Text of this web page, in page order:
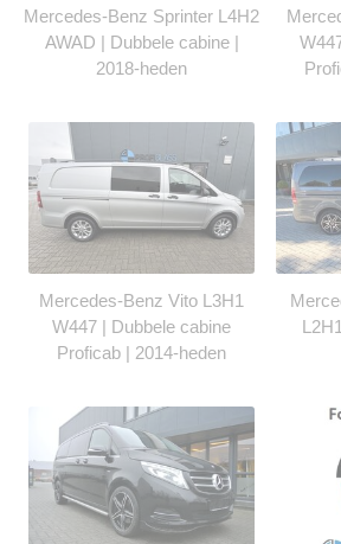
Mercedes-Benz Sprinter L4H2
AWAD | Dubbele cabine |
2018-heden
Mercedes-Benz Vito L3H1
W447 | Dubbele cabine
Proficab | 2014-heden